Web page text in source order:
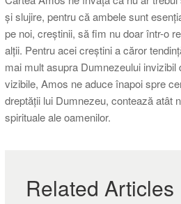
și slujire, pentru că ambele sunt
pe noi, creștinii, să fim nu doar într-o
alții. Pentru acei creștini a căror
mai mult asupra Dumnezeului invizibil
vizibile, Amos ne aduce înapoi spre
dreptății lui Dumnezeu, contează atât
spirituale ale oamenilor.
Related Articles